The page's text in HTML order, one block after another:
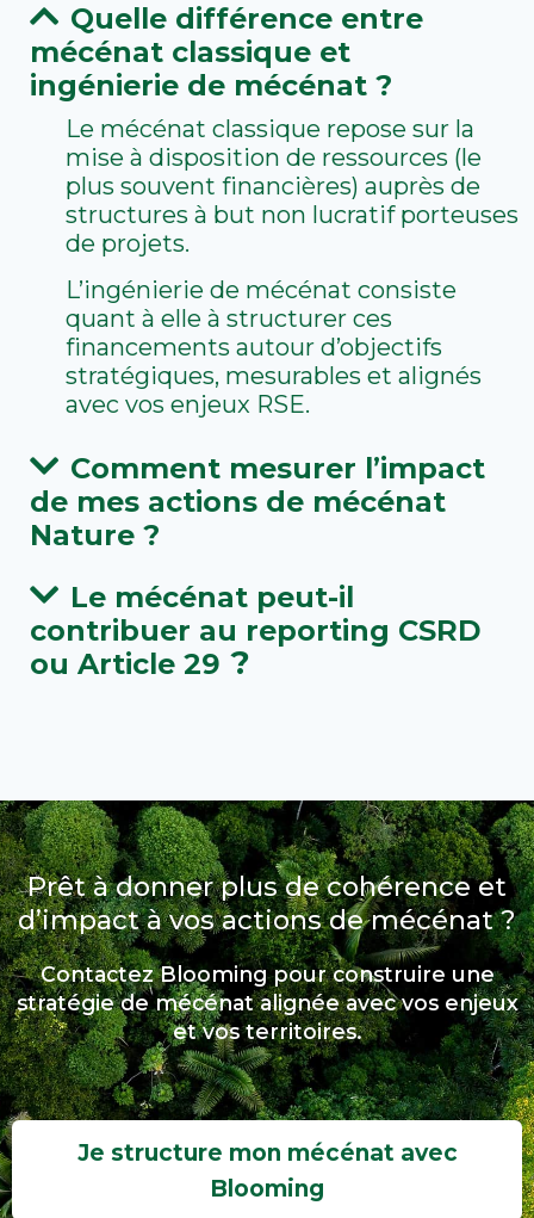
Quelle différence entre
mécénat classique et
ingénierie de mécénat ?
Le mécénat classique repose sur la
mise à disposition de ressources (le
plus souvent financières) auprès de
structures à but non lucratif porteuses
de projets.
L’ingénierie de mécénat consiste
quant à elle à structurer ces
financements autour d’objectifs
stratégiques, mesurables et alignés
avec vos enjeux RSE.
Comment mesurer l’impact
de mes actions de mécénat
Nature ?
Le mécénat peut-il
contribuer au reporting CSRD
ou Article 29 ?
Prêt à donner plus de cohérence et
d’impact à vos actions de mécénat ?
Contactez Blooming pour construire une
stratégie de mécénat alignée avec vos enjeux
et vos territoires.
Je structure mon mécénat avec
Blooming